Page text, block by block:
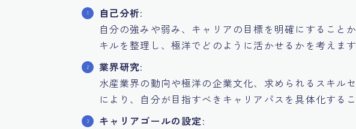
自己分析:
自分の強みや弱み、キャリアの目標を明確にすること
キルを整理し、極洋でどのように活かせるかを考えます
業界研究:
水産業界の動向や極洋の企業文化、求められるスキル
により、自分が目指すべきキャリアパスを具体化する
キャリアゴールの設定: